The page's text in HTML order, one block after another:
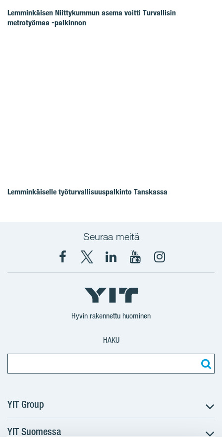
Lemminkäisen Niittykummun asema voitti Turvallisin
metrotyömaa -palkinnon
Lemminkäiselle työturvallisuuspalkinto Tanskassa
Seuraa meitä
Facebook
X
YIT
Suomi
YIT
Corporation
YIT
Corporation
Instagram
Hyvin rakennettu huominen
HAKU
YIT Group
Tietoa YIT:stä
YIT Suomessa